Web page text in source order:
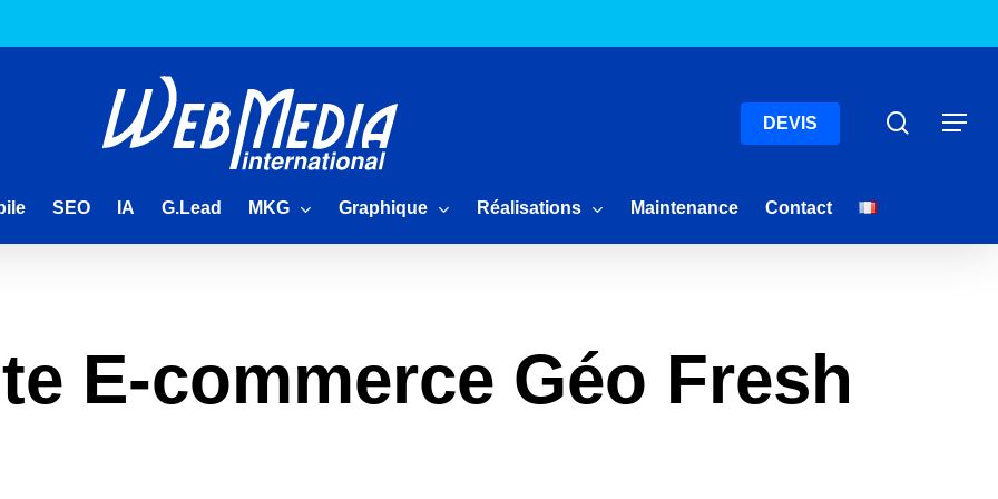
DEVIS Menu
SEO IA G.Lead MKG Graphique Réalisations Maintenance Contact
E-commerce Géo Fresh